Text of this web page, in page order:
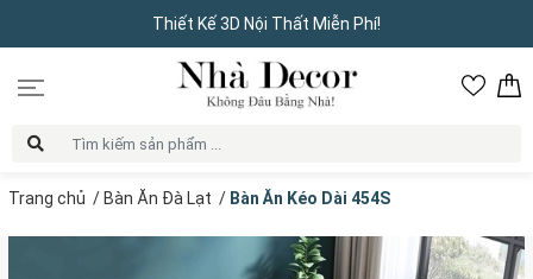
Thiết Kế 3D Nội Thất Miễn Phí!
Trang chủ / Bàn Ăn Đà Lạt / Bàn Ăn Kéo Dài 454S